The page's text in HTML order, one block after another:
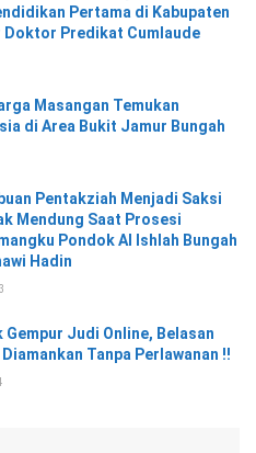
Pertama di Kabupaten
Doktor Predikat Cumlaude
Masangan Temukan
di Area Bukit Jamur Bungah
Pentakziah Menjadi Saksi
Mendung Saat Prosesi
Pondok Al Ishlah Bungah
Hadin
Gempur Judi Online, Belasan
Tanpa Perlawanan !!